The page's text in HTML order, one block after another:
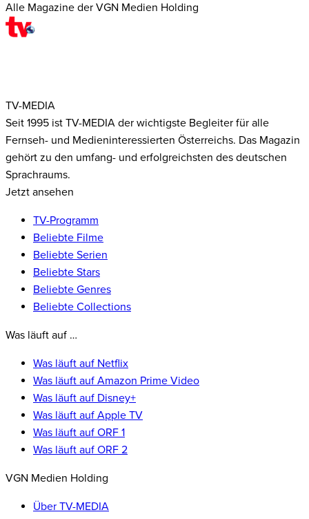
Alle Magazine der VGN Medien Holding
TV-MEDIA
Seit 1995 ist TV-MEDIA der wichtigste Begleiter für alle
Fernseh- und Medieninteressierten Österreichs. Das Magazin
gehört zu den umfang- und erfolgreichsten des deutschen
Sprachraums.
Jetzt ansehen
TV-Programm
Beliebte Filme
Beliebte Serien
Beliebte Stars
Beliebte Genres
Beliebte Collections
Was läuft auf …
Was läuft auf Netflix
Was läuft auf Amazon Prime Video
Was läuft auf Disney+
Was läuft auf Apple TV
Was läuft auf ORF 1
Was läuft auf ORF 2
VGN Medien Holding
Über TV-MEDIA